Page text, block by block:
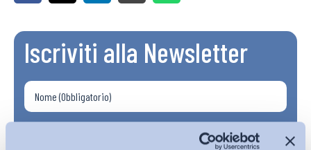
Iscriviti alla Newsletter